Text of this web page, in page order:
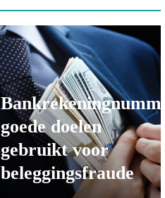
goede doelen
gebruikt voor
beleggingsfraude